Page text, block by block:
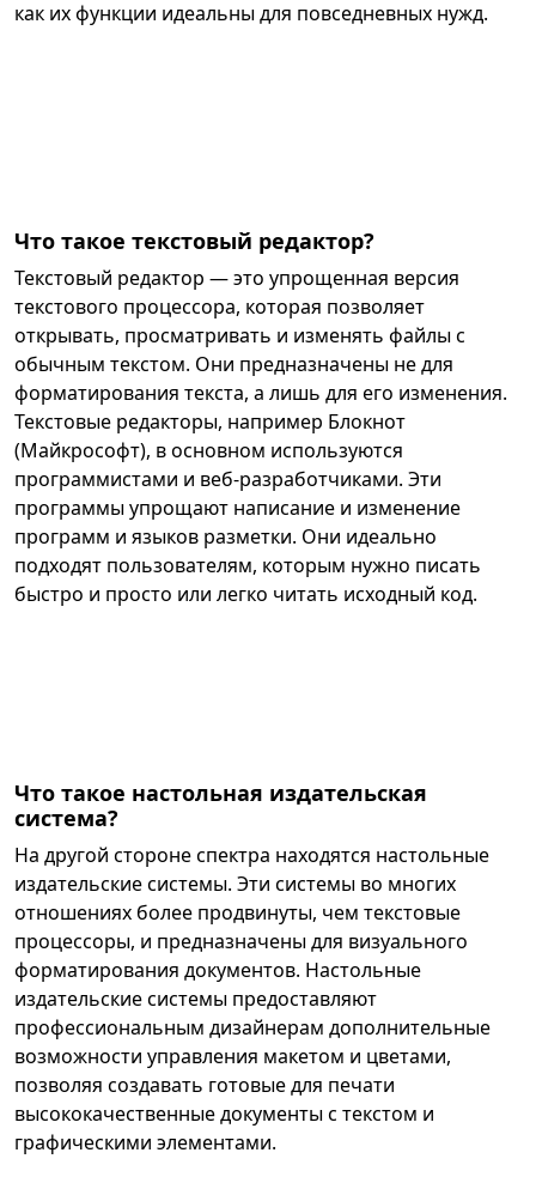
как их функции идеальны для повседневных нужд.
Что такое текстовый редактор?
Текстовый редактор — это упрощенная версия
текстового процессора, которая позволяет
открывать, просматривать и изменять файлы с
обычным текстом. Они предназначены не для
форматирования текста, а лишь для его изменения.
Текстовые редакторы, например Блокнот
(Майкрософт), в основном используются
программистами и веб-разработчиками. Эти
программы упрощают написание и изменение
программ и языков разметки. Они идеально
подходят пользователям, которым нужно писать
быстро и просто или легко читать исходный код.
Что такое настольная издательская
система?
На другой стороне спектра находятся настольные
издательские системы. Эти системы во многих
отношениях более продвинуты, чем текстовые
процессоры, и предназначены для визуального
форматирования документов. Настольные
издательские системы предоставляют
профессиональным дизайнерам дополнительные
возможности управления макетом и цветами,
позволяя создавать готовые для печати
высококачественные документы с текстом и
графическими элементами.